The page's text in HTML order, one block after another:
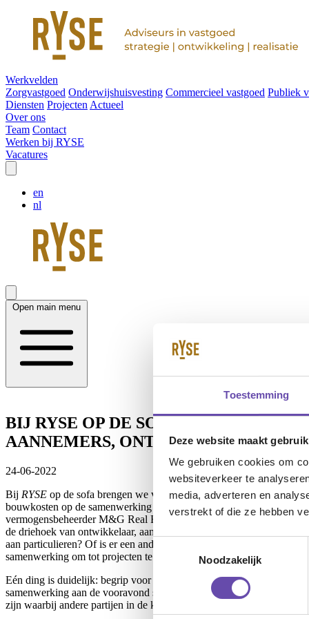
Toestemming
Deze website maakt
We gebruiken cookies om
websiteverkeer te
media, adverteren en
verstrekt of die ze hebben
Toestemmingsselectie
Noodzakelijk
Werkvelden
Zorgvastgoed Onderwijshuisvesting Commercieel vastgoed Publiek
Diensten Projecten Actueel
Over ons
Team Contact
Werken bij RYSE
Vacatures
en
nl
Open main menu
BIJ RYSE OP DE SOFA: DE
AANNEMERS, ONTWIKKELAARS EN
24-06-2022
Bij RYSE op de sofa brengen we verschillende partijen, ieder met
bouwkosten op de samenwerking tussen aannemers, ontwikkelaars
vermogensbeheerder M&G Real Estate. Onder leiding van
de driehoek van ontwikkelaar, aannemer en belegger nog wel
aan particulieren? Of is er een andere prijsafspraak nodig? Wat kan
samenwerking om tot projecten te komen? En hoe komt het dat de
Eén ding is duidelijk: begrip voor elkaars uitdagingen staat voorop,
samenwerking aan de vooravond staan van een andere benadering
zijn waarbij andere partijen in de keten die hier een rol inspelen,